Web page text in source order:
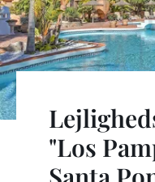
VINGÅRD
BOLIGSØGNING PÅ
SALG-AF-
LIVE VIDEO TOUR
SKATTER OG
ENERGICERTIFIKAT
FAQ
VORES TEAM
NYHEDER
UAFHÆNGIG
CONTACT
REGION ANDRATX
REGION SANTA
MALLORCA
KULINARISK
SKOLER PÅ
CHRISTIE'S
"Los